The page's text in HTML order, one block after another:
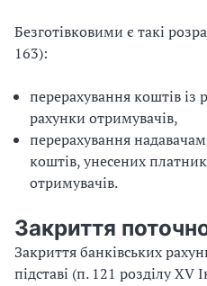
Безготівковими є такі
163):
перерахування коштів із
рахунки отримувачів,
перерахування
коштів, унесених
отримувачів.
Закриття
Закриття банківських
підставі (п. 121 розділу XV